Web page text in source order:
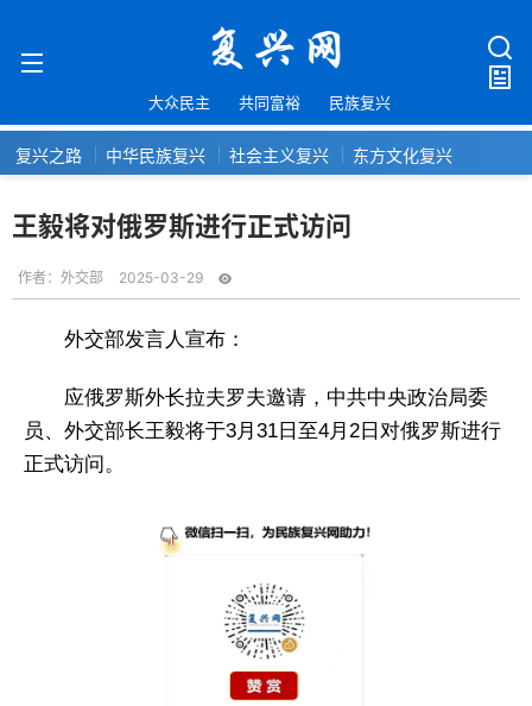
大众民主 共同富裕 民族复兴
复兴之路 中华民族复兴 社会主义复兴 东方文化复兴
王毅将对俄罗斯进行正式访问
作者： 外交部 2025-03-29
外交部发言人宣布：
应俄罗斯外长拉夫罗夫邀请，中共中央政治局委
员、外交部长王毅将于3月31日至4月2日对俄罗斯进行
正式访问。